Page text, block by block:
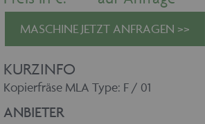
MASCHINE JETZT ANFRAGEN >>
KURZINFO
Kopierfräse MLA Type: F / 01
ANBIETER